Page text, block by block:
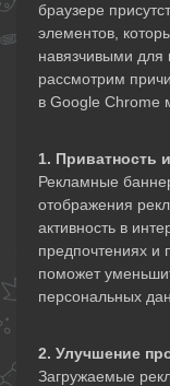
браузере
элементов,
навязчивыми для
рассмотрим
в Google Chrome
1. Приватность
Рекламные
отображения
активность в
предпочтениях и
поможет
персональных
2. Улучшение
Загружаемые